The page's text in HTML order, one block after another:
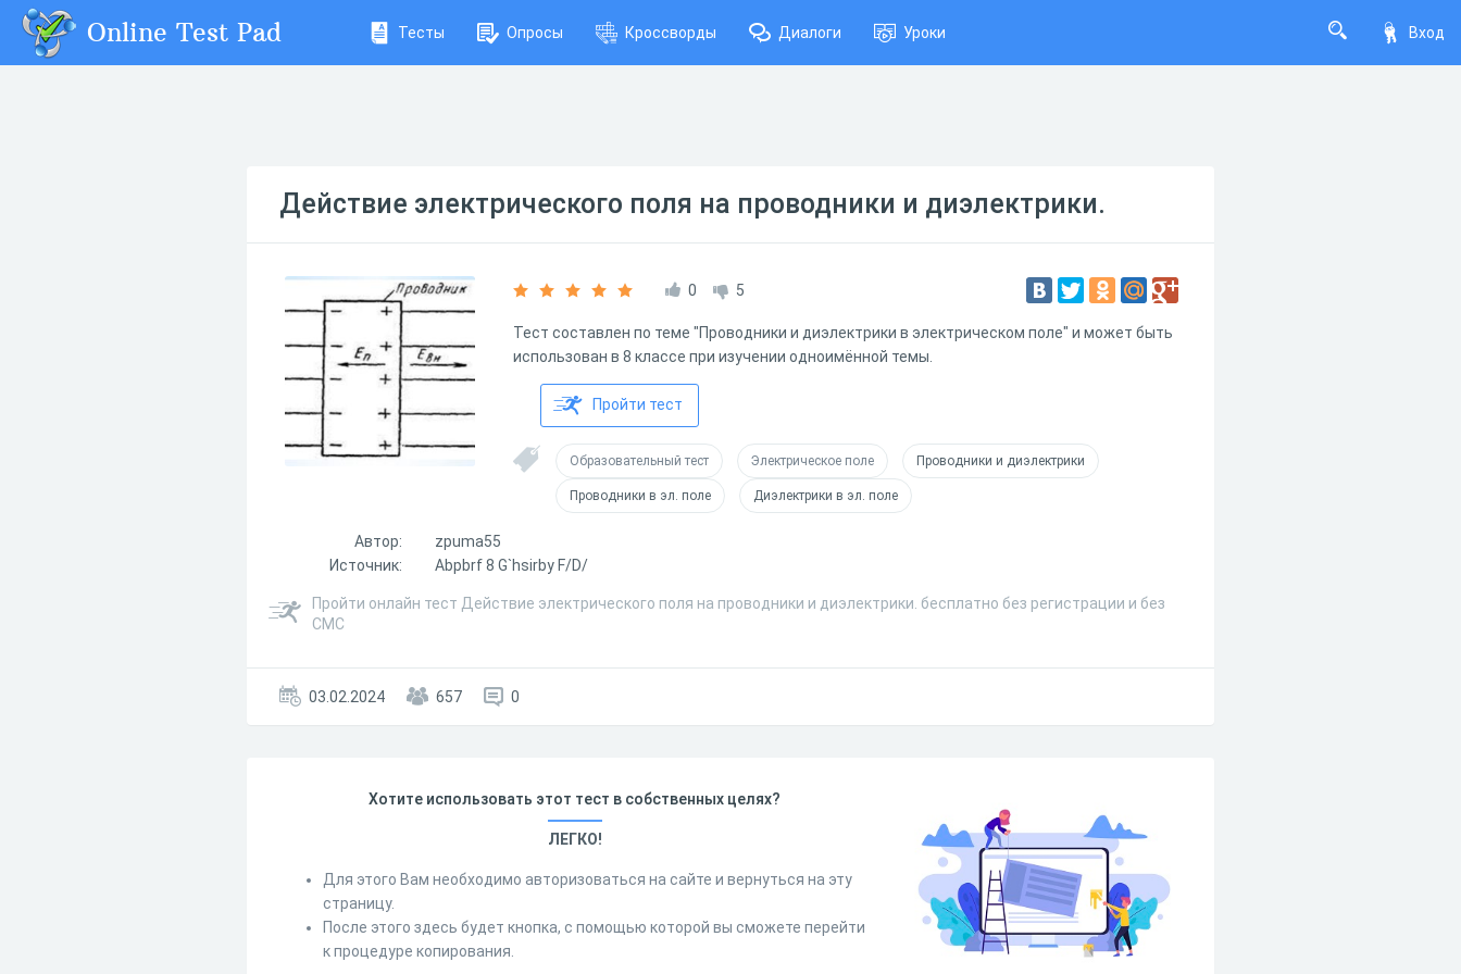
Вход
Online Test Pad Тесты Опросы Кроссворды Диалоги Уроки
Действие электрического поля на проводники и диэлектрики.
0 5
Тест составлен по теме "Проводники и диэлектрики в электрическом поле" и может быть
использован в 8 классе при изучении одноимённой темы.
Пройти тест
Образовательный тест Электрическое поле Проводники и диэлектрики
Проводники в эл. поле Диэлектрики в эл. поле
Автор:
zpuma55
Источник:
Abpbrf 8 G`hsirby F/D/
Пройти онлайн тест Действие электрического поля на проводники и диэлектрики. бесплатно без регистрации и без
СМС
03.02.2024 657 0
Хотите использовать этот тест в собственных целях?
ЛЕГКО!
Для этого Вам необходимо авторизоваться на сайте и вернуться на эту
страницу.
После этого здесь будет кнопка, с помощью которой вы сможете перейти
к процедуре копирования.